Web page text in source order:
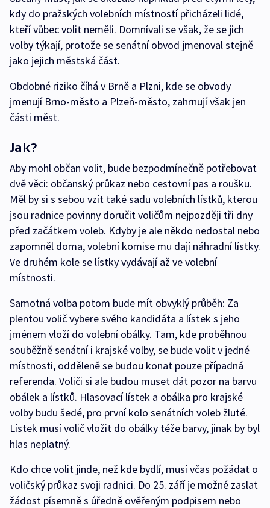
kdy do pražských volebních místností přicházeli lidé,
kteří vůbec volit neměli. Domnívali se však, že se jich
volby týkají, protože se senátní obvod jmenoval stejně
jako jejich městská část.
Obdobné riziko číhá v Brně a Plzni, kde se obvody
jmenují Brno-město a Plzeň-město, zahrnují však jen
části měst.
Jak?
Aby mohl občan volit, bude bezpodmínečně potřebovat
dvě věci: občanský průkaz nebo cestovní pas a roušku.
Měl by si s sebou vzít také sadu volebních lístků, kterou
jsou radnice povinny doručit voličům nejpozději tři dny
před začátkem voleb. Kdyby je ale někdo nedostal nebo
zapomněl doma, volební komise mu dají náhradní lístky.
Ve druhém kole se lístky vydávají až ve volební
místnosti.
Samotná volba potom bude mít obvyklý průběh: Za
plentou volič vybere svého kandidáta a lístek s jeho
jménem vloží do volební obálky. Tam, kde proběhnou
souběžně senátní i krajské volby, se bude volit v jedné
místnosti, odděleně se budou konat pouze případná
referenda. Voliči si ale budou muset dát pozor na barvu
obálek a lístků. Hlasovací lístek a obálka pro krajské
volby budu šedé, pro první kolo senátních voleb žluté.
Lístek musí volič vložit do obálky téže barvy, jinak by byl
hlas neplatný.
Kdo chce volit jinde, než kde bydlí, musí včas požádat o
voličský průkaz svoji radnici. Do 25. září je možné zaslat
žádost písemně s úředně ověřeným podpisem nebo